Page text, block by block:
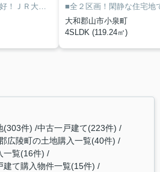
■大阪方面へのアクセス良好！ＪＲ大和小泉駅まで徒歩圏内！
■ゆとり
大和郡山市小泉町
4SLDK (119.24㎡)
(303件) 中古一戸建て(223件)
広陵町の土地購入一覧(40件)
一覧(16件)
建て購入物件一覧(15件)